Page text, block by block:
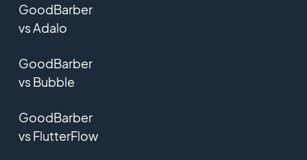
GoodBarber
vs Adalo
GoodBarber
vs Bubble
GoodBarber
vs FlutterFlow